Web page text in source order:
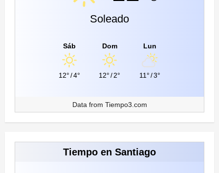
Soleado
Sáb
12°/4°
Dom
12°/2°
Lun
11°/3°
Data from Tiempo3.com
Tiempo en Santiago